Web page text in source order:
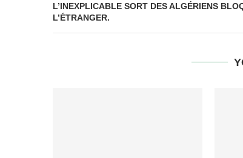
L’INEXPLICABLE SORT DES ALGÉRIENS
L’ÉTRANGER.